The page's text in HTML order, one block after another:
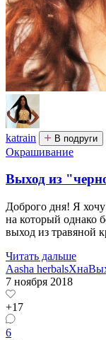
katrain В подруги
Окрашивание
Выход из
Доброго дня! Я
на который однако
выход из травяной
Читать дальше
Aasha herbalsХна
7 ноября 2018
+17
6